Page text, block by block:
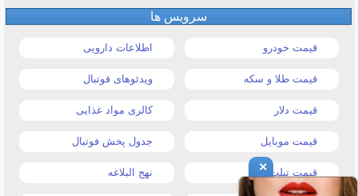
سرویس ها
قیمت خودرو اطلاعات دارویی
قیمت طلا و سکه ویدئوهای فوتبال
قیمت دلار کالری مواد غذایی
قیمت موبایل جدول پخش فوتبال
قیمت تبلت نهج البلاغه ×